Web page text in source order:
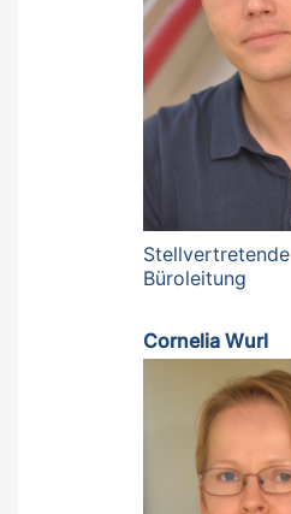
Stellvertretende
Büroleitung
Cornelia Wurl